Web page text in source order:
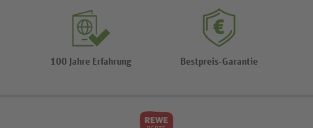
100 Jahre Erfahrung Bestpreis-Garantie